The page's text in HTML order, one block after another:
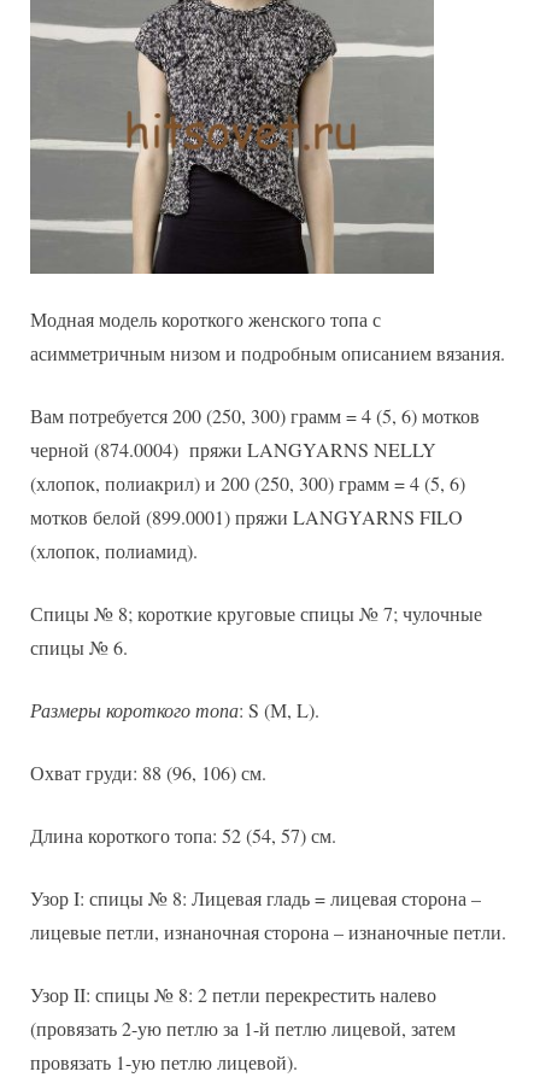
Модная модель короткого женского топа с
асимметричным низом и подробным описанием вязания.
Вам потребуется 200 (250, 300) грамм = 4 (5, 6) мотков
черной (874.0004) пряжи LANGYARNS NELLY
(хлопок, полиакрил) и 200 (250, 300) грамм = 4 (5, 6)
мотков белой (899.0001) пряжи LANGYARNS FILO
(хлопок, полиамид).
Спицы № 8; короткие круговые спицы № 7; чулочные
спицы № 6.
Размеры короткого топа: S (М, L).
Охват груди: 88 (96, 106) см.
Длина короткого топа: 52 (54, 57) см.
Узор I: спицы № 8: Лицевая гладь = лицевая сторона –
лицевые петли, изнаночная сторона – изнаночные петли.
Узор II: спицы № 8: 2 петли перекрестить налево
(провязать 2-ую петлю за 1-й петлю лицевой, затем
провязать 1-ую петлю лицевой).